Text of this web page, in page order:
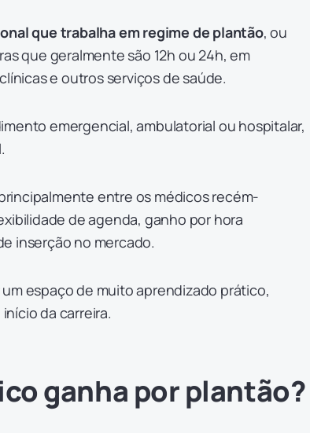
que trabalha em regime de plantão, ou
que geralmente são 12h ou 24h, em
e outros serviços de saúde.
emergencial, ambulatorial ou hospitalar,
entre os médicos recém-
de agenda, ganho por hora
inserção no mercado.
espaço de muito aprendizado prático,
da carreira.
ganha por plantão?